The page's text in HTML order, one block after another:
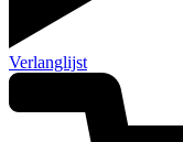
Verlanglijst